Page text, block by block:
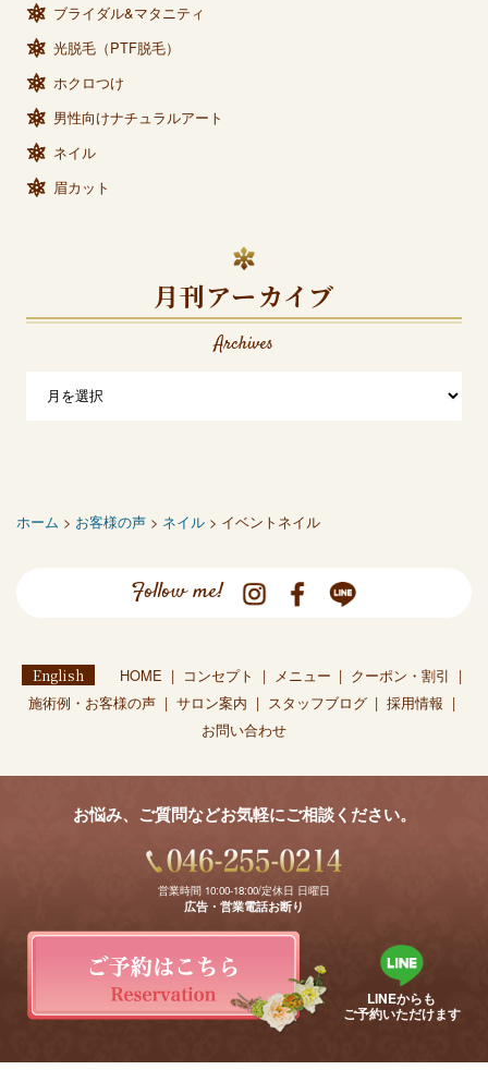
ブライダル&マタニティ
光脱毛（PTF脱毛）
ホクロつけ
男性向けナチュラルアート
ネイル
眉カット
月刊アーカイブ
Archives
ホーム > お客様の声 > ネイル > イベントネイル
Follow me!
English HOME コンセプト メニュー
クーポン・割引
施術例・お客様の声
サロン案内 スタッフブログ
採用情報
お問い合わせ
お悩み、ご質問などお気軽にご相談ください。
営業時間 10:00-18:00/定休日 日曜日
広告・営業電話お断り
LINEからも
ご予約いただけます